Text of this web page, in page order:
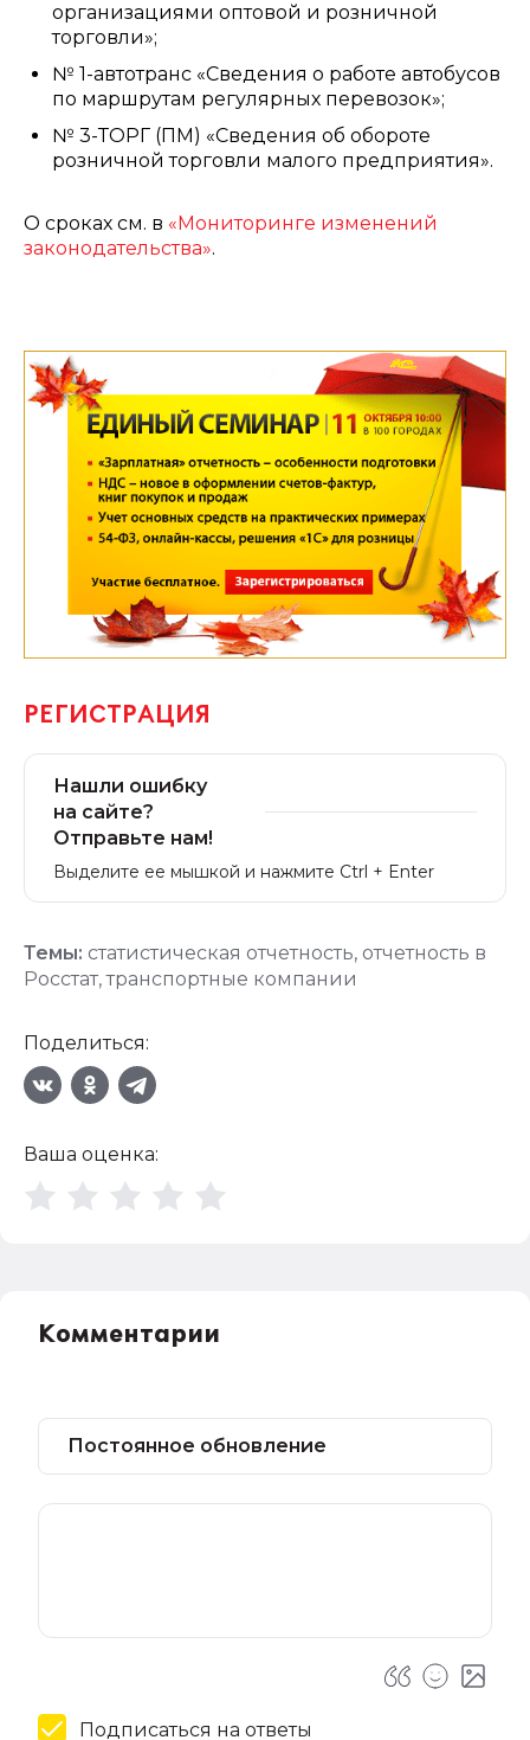
организациями оптовой и розничной
торговли»;
№ 1-автотранс «Сведения о работе автобусов
по маршрутам регулярных перевозок»;
№ 3-ТОРГ (ПМ) «Сведения об обороте
розничной торговли малого предприятия».
О сроках см. в «Мониторинге изменений
законодательства».
РЕГИСТРАЦИЯ
Нашли ошибку
на сайте?
Отправьте нам!
Выделите ее мышкой и нажмите Ctrl + Enter
Темы: статистическая отчетность, отчетность в
Росстат,транспортные компании
Поделиться:
Ваша оценка:
Комментарии
Подписаться на ответы